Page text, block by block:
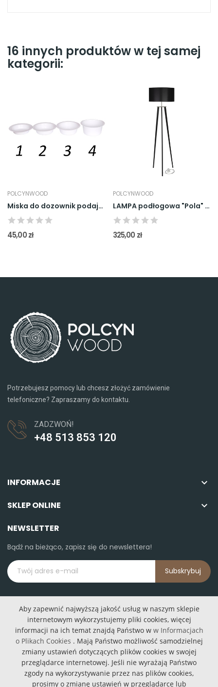
16 innych produktów w tej samej
kategorii:
POLCYNWOOD
Miska do dozownik podajanik suchej karmy dla psa
45,00 zł
POLCYNWOOD
LAMPA podłogowa "Pola" Czarna
325,00 zł
Potrzebujesz pomocy lub chcesz złożyć zamówienie
telefoniczne? Zapraszamy do kontaktu.
ZADZWOŃ!
+48 513 853 120
INFORMACJE 
SKLEP ONLINE 
NEWSLETTER
Bądź na bieżąco, zapisz się do newslettera!
Subskrybuj
Podajniki karmy
Lampy podłogowe
Lampy wiszące
Aby zapewnić najwyższą jakość usług w naszym sklepie
internetowym wykorzystujemy pliki cookies, więcej
informacji na ich temat znajdą Państwo w w Informacjach
o Plikach Cookies . Mają Państwo możliwość samodzielnej
zmiany ustawień dotyczących plików cookies w swojej
przeglądarce internetowej. Jeśli nie wyrażają Państwo
zgody na wykorzystywanie przez nas plików cookies,
prosimy o zmianę ustawień w przeglądarce lub